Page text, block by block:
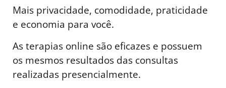
Mais privacidade, comodidade, praticidade
e economia para você.
As terapias online são eficazes e possuem
os mesmos resultados das consultas
realizadas presencialmente.